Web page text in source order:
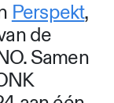
Perspekt,
de
Samen